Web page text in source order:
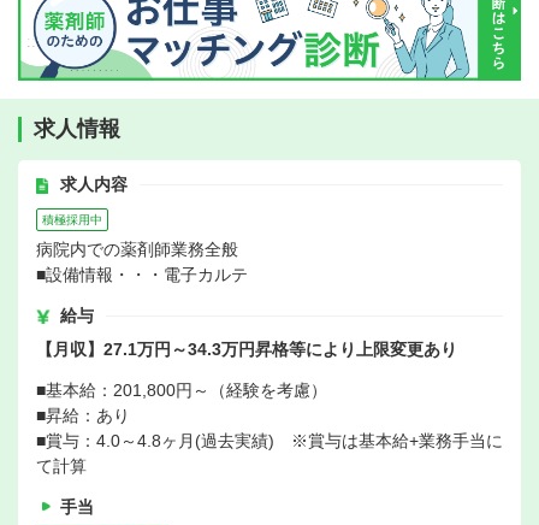
求人情報
求人内容
積極採用中
病院内での薬剤師業務全般
■設備情報・・・電子カルテ
給与
【月収】27.1万円～34.3万円昇格等により上限変更あり
■基本給：201,800円～（経験を考慮）
■昇給：あり
■賞与：4.0～4.8ヶ月(過去実績) ※賞与は基本給+業務手当に
て計算
手当